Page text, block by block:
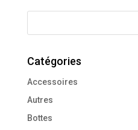
Catégories
Accessoires
Autres
Bottes